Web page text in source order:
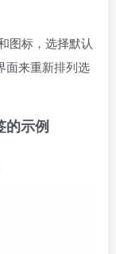
图标，选择默认
面来重新排列选
的示例